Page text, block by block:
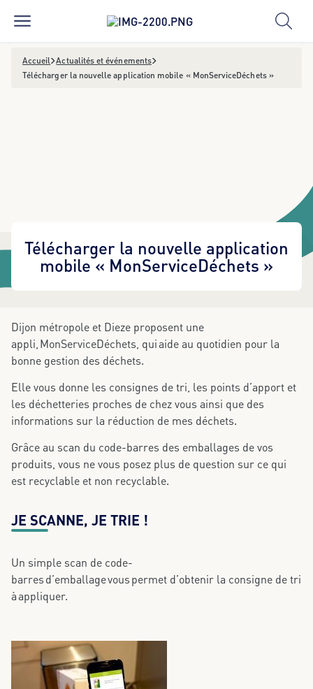
Accueil Actualités et événements
Télécharger la nouvelle application mobile « MonServiceDéchets »
Télécharger la nouvelle application
mobile « MonServiceDéchets »
Dijon métropole et Dieze proposent une
appli, MonServiceDéchets, qui aide au quotidien pour la
bonne gestion des déchets.
Elle vous donne les consignes de tri, les points d’apport et
les déchetteries proches de chez vous ainsi que des
informations sur la réduction de mes déchets.
Grâce au scan du code-barres des emballages de vos
produits, vous ne vous posez plus de question sur ce qui
est recyclable et non recyclable.
JE SCANNE, JE TRIE !
Un simple scan de code-
barresd’emballage vous permet d’obtenir la consigne de tri
à appliquer.